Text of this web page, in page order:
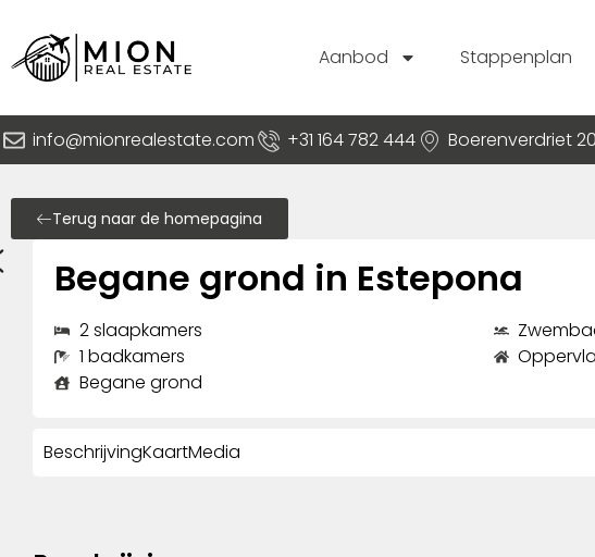
Aanbod Stappenplan
info@mionrealestate.com +31 164 782 444 Boerenverdriet
Terug naar de homepagina
Begane grond in Estepona
2 slaapkamers
1 badkamers
Begane grond
BeschrijvingKaartMedia